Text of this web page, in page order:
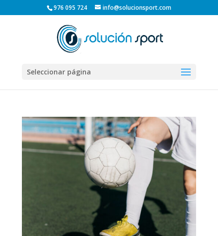
976 095 724 info@solucionsport.com
Seleccionar página